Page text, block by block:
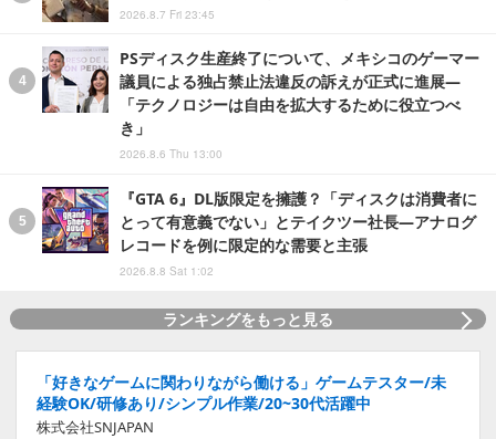
2026.8.7 Fri 23:45
PSディスク生産終了について、メキシコのゲーマー
議員による独占禁止法違反の訴えが正式に進展―
「テクノロジーは自由を拡大するために役立つべ
き」
2026.8.6 Thu 13:00
『GTA 6』DL版限定を擁護？「ディスクは消費者に
とって有意義でない」とテイクツー社長―アナログ
レコードを例に限定的な需要と主張
2026.8.8 Sat 1:02
ランキングをもっと見る
「好きなゲームに関わりながら働ける」ゲームテスター/未
経験OK/研修あり/シンプル作業/20~30代活躍中
株式会社SNJAPAN